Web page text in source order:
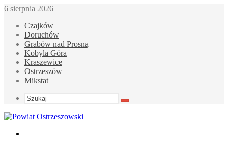
6 sierpnia 2026
Czajków
Doruchów
Grabów nad Prosną
Kobyla Góra
Kraszewice
Ostrzeszów
Mikstat
Szukaj